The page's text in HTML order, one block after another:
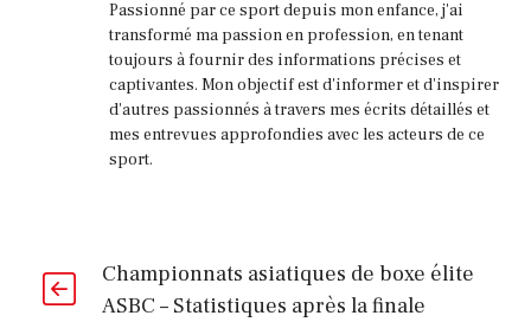
Passionné par ce sport depuis mon enfance, j'ai
transformé ma passion en profession, en tenant
toujours à fournir des informations précises et
captivantes. Mon objectif est d'informer et d'inspirer
d'autres passionnés à travers mes écrits détaillés et
mes entrevues approfondies avec les acteurs de ce
sport.
Championnats asiatiques de boxe élite
ASBC – Statistiques après la finale